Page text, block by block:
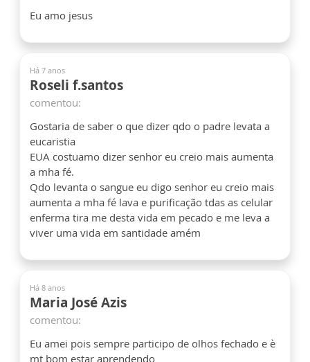
Eu amo jesus
Há 7 anos
Roseli f.santos
comentou:
Gostaria de saber o que dizer qdo o padre levata a
eucaristia
EUA costuamo dizer senhor eu creio mais aumenta
a mha fé.
Qdo levanta o sangue eu digo senhor eu creio mais
aumenta a mha fé lava e purificação tdas as celular
enferma tira me desta vida em pecado e me leva a
viver uma vida em santidade amém
Há 8 anos
Maria José Azis
comentou:
Eu amei pois sempre participo de olhos fechado e è
mt bom estar aprendendo